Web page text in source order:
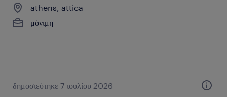
athens, attica
μόνιμη
δημοσιεύτηκε 7 ιουλίου 2026